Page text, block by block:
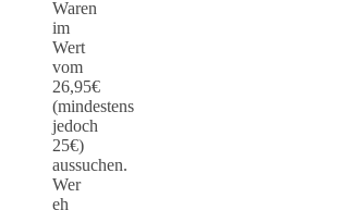
Waren
im
Wert
vom
26,95€
(mindestens
jedoch
25€)
aussuchen.
Wer
eh